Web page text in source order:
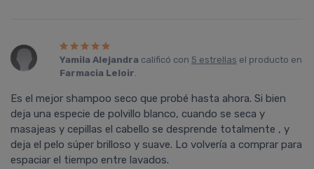
Yamila Alejandra calificó con 5 estrellas el producto en
Farmacia Leloir.
Es el mejor shampoo seco que probé hasta ahora. Si bien
deja una especie de polvillo blanco, cuando se seca y
masajeas y cepillas el cabello se desprende totalmente , y
deja el pelo súper brilloso y suave. Lo volverí­a a comprar para
espaciar el tiempo entre lavados.